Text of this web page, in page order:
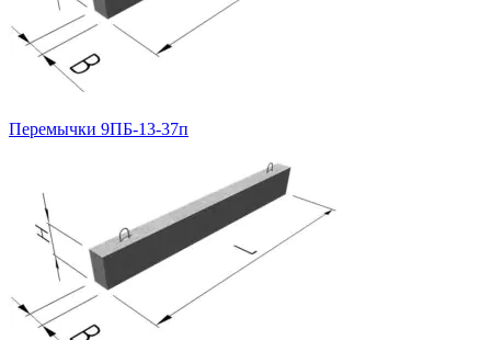
Перемычки 9ПБ-13-37п